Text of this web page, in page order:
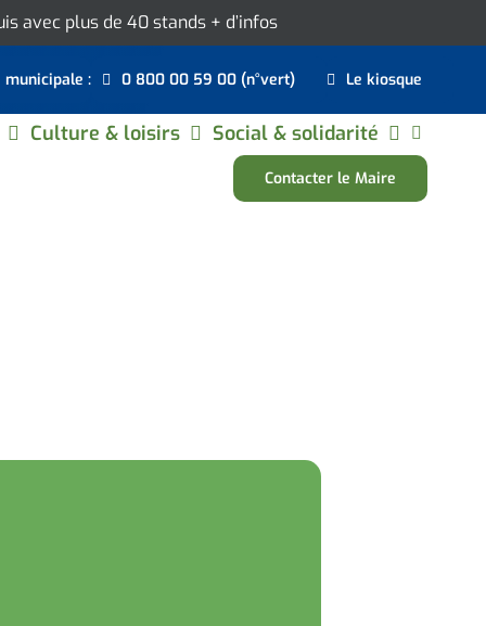
avec plus de 40 stands + d’infos
: 0 800 00 59 00 (n°vert) Le kiosque
Culture & loisirs Social & solidarité
Contacter le Maire